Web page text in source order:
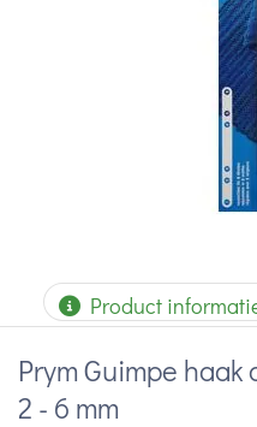
Product
Prym Guimpe
2 - 6 mm